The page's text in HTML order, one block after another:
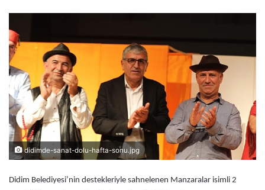
didimde-sanat-dolu-hafta-sonu.jpg
Didim Belediyesi’nin destekleriyle sahnelenen Manzaralar isimli 2